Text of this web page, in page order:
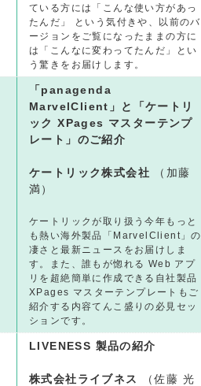
ている方には「こんな使い方があっ
たんだ」 という気付きや、以前のバ
ージョンをご覧になったままの方に
は「こんなに変わってたんだ」とい
う驚きをお届けします。
「panagenda
MarvelClient」と「ケートリ
ック XPages マスターテンプ
レート」のご紹介
ケートリック株式会社
（加藤
満）
ケートリックが取り扱う今年もっと
も熱い海外製品「MarvelClient」の
凄さと最新ニュースをお届けしま
す。また、誰もが惚れる Web アプ
リを超絶簡単に作成できる自社製品
XPages マスターテンプレートもご
紹介する内容てんこ盛りの必見セッ
ションです。
LIVENESS 製品の紹介
株式会社ライブネス
（佐藤 光